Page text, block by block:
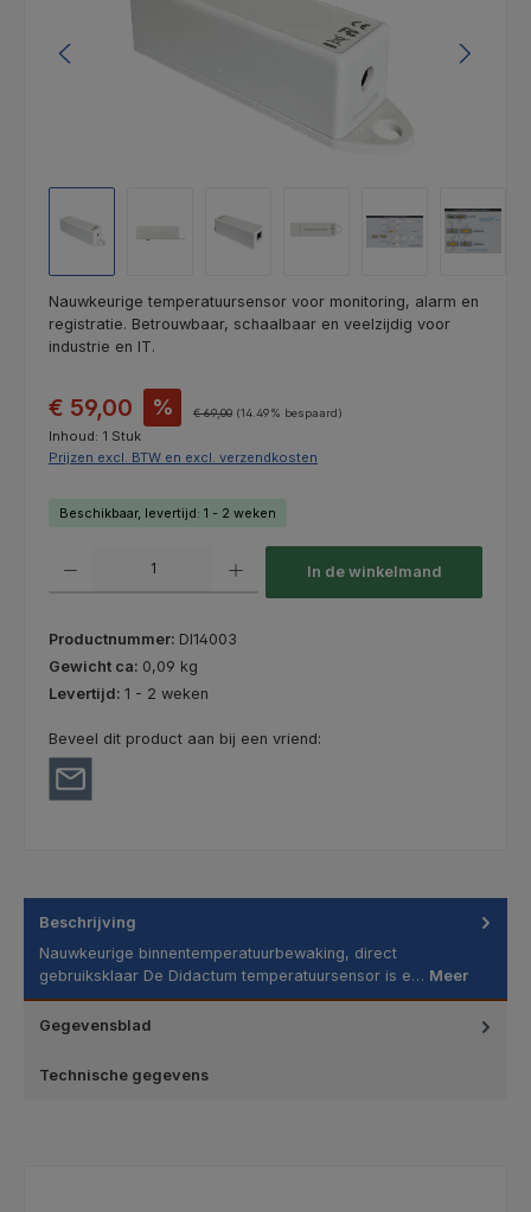
Nauwkeurige temperatuursensor voor monitoring, alarm en
registratie. Betrouwbaar, schaalbaar en veelzijdig voor
industrie en IT.
Verkoopprijs:
€ 59,00 % Normale prijs:
€ 69,00 (14.49% bespaard)
Inhoud: 1 Stuk
Prijzen excl. BTW en excl. verzendkosten
Beschikbaar, levertijd: 1 - 2 weken
In de winkelmand
Productnummer: DI14003
Gewicht ca: 0,09 kg
Levertijd: 1 - 2 weken
Beveel dit product aan bij een vriend:
Beschrijving
Nauwkeurige binnentemperatuurbewaking, direct
gebruiksklaar De Didactum temperatuursensor is e… Meer
Gegevensblad
Technische gegevens